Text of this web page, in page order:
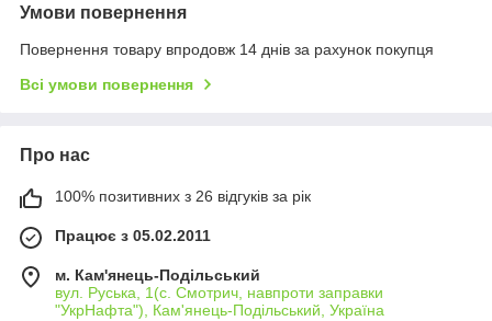
Умови повернення
Повернення товару впродовж 14 днів за рахунок покупця
Всі умови повернення
Про нас
100% позитивних з 26 відгуків за рік
Працює з 05.02.2011
м. Кам'янець-Подільський
вул. Руська, 1(с. Смотрич, навпроти заправки
"УкрНафта"), Кам'янець-Подільський, Україна